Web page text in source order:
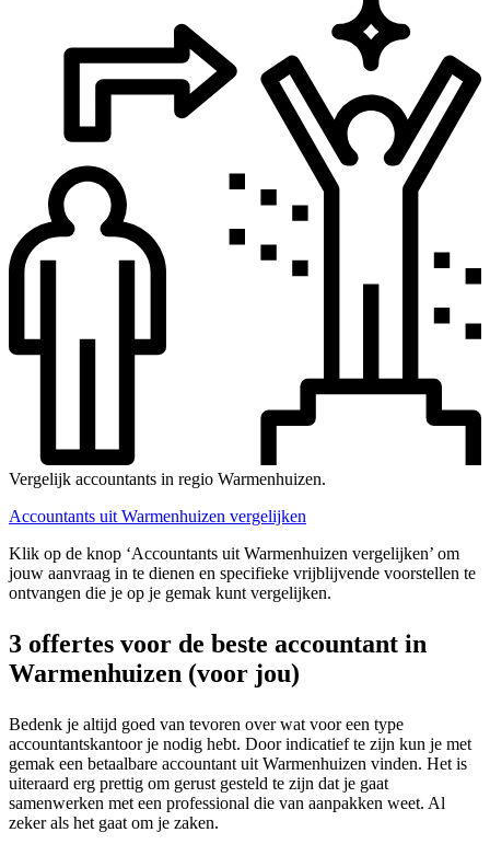
Vergelijk accountants in regio Warmenhuizen.
Accountants uit Warmenhuizen vergelijken
Klik op de knop ‘Accountants uit Warmenhuizen vergelijken’ om
jouw aanvraag in te dienen en specifieke vrijblijvende voorstellen te
ontvangen die je op je gemak kunt vergelijken.
3 offertes voor de beste accountant in
Warmenhuizen (voor jou)
Bedenk je altijd goed van tevoren over wat voor een type
accountantskantoor je nodig hebt. Door indicatief te zijn kun je met
gemak een betaalbare accountant uit Warmenhuizen vinden. Het is
uiteraard erg prettig om gerust gesteld te zijn dat je gaat
samenwerken met een professional die van aanpakken weet. Al
zeker als het gaat om je zaken.